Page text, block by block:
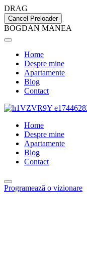
DRAG
Cancel Preloader
BOGDAN MANEA
Home
Despre mine
Apartamente
Blog
Contact
Home
Despre mine
Apartamente
Blog
Contact
Programează o vizionare